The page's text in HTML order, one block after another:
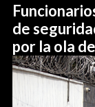
de
por la ola